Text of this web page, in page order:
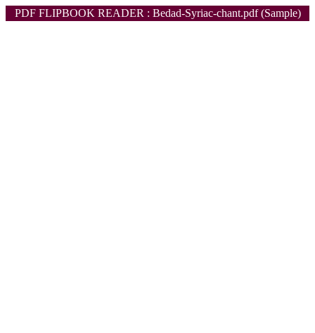
PDF FLIPBOOK READER : Bedad-Syriac-chant.pdf (Sample)